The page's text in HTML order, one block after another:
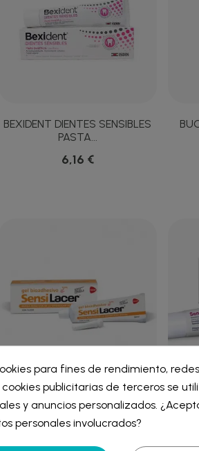
BEXIDENT DIENTES SENSIBLES
PASTA...
6,16 €
SENSILACER GEL BIOADHESIVO
50 ML
productos en su lista de deseos.
para fines de rendimiento,
publicitarias de terceros se
y anuncios personalizados.
personales involucrados?